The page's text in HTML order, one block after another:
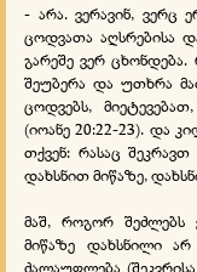
- არა. ვერავინ, ვერც
ცოდვათა აღსრებისა
გარეშე ვერ
შეუბერა და უთხრა
ცოდვებს,
(იოანე 20:22-23). და
თქვენ: რასაც
დახსნით მიწაზე,
მაშ, როგორ შეძლებს
მიწაზე დახსნილი
ძალაუფლება